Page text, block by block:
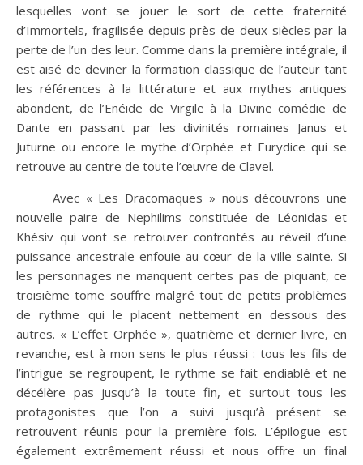
lesquelles vont se jouer le sort de cette fraternité
d’Immortels, fragilisée depuis près de deux siècles par la
perte de l’un des leur. Comme dans la première intégrale, il
est aisé de deviner la formation classique de l’auteur tant
les références à la littérature et aux mythes antiques
abondent, de l’Enéide de Virgile à la Divine comédie de
Dante en passant par les divinités romaines Janus et
Juturne ou encore le mythe d’Orphée et Eurydice qui se
retrouve au centre de toute l’œuvre de Clavel.
Avec « Les Dracomaques » nous découvrons une
nouvelle paire de Nephilims constituée de Léonidas et
Khésiv qui vont se retrouver confrontés au réveil d’une
puissance ancestrale enfouie au cœur de la ville sainte. Si
les personnages ne manquent certes pas de piquant, ce
troisième tome souffre malgré tout de petits problèmes
de rythme qui le placent nettement en dessous des
autres. « L’effet Orphée », quatrième et dernier livre, en
revanche, est à mon sens le plus réussi : tous les fils de
l’intrigue se regroupent, le rythme se fait endiablé et ne
décélère pas jusqu’à la toute fin, et surtout tous les
protagonistes que l’on a suivi jusqu’à présent se
retrouvent réunis pour la première fois. L’épilogue est
également extrêmement réussi et nous offre un final